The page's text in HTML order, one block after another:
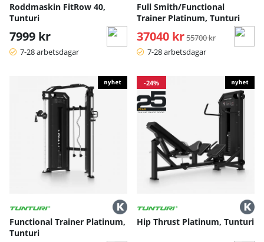
Roddmaskin FitRow 40,
Tunturi
7999 kr
7-28 arbetsdagar
Full Smith/Functional
Trainer Platinum, Tunturi
37040 kr Ordinarie pris:
55700 kr
7-28 arbetsdagar
Functional Trainer Platinum,
Tunturi
-24%
Hip Thrust Platinum, Tunturi